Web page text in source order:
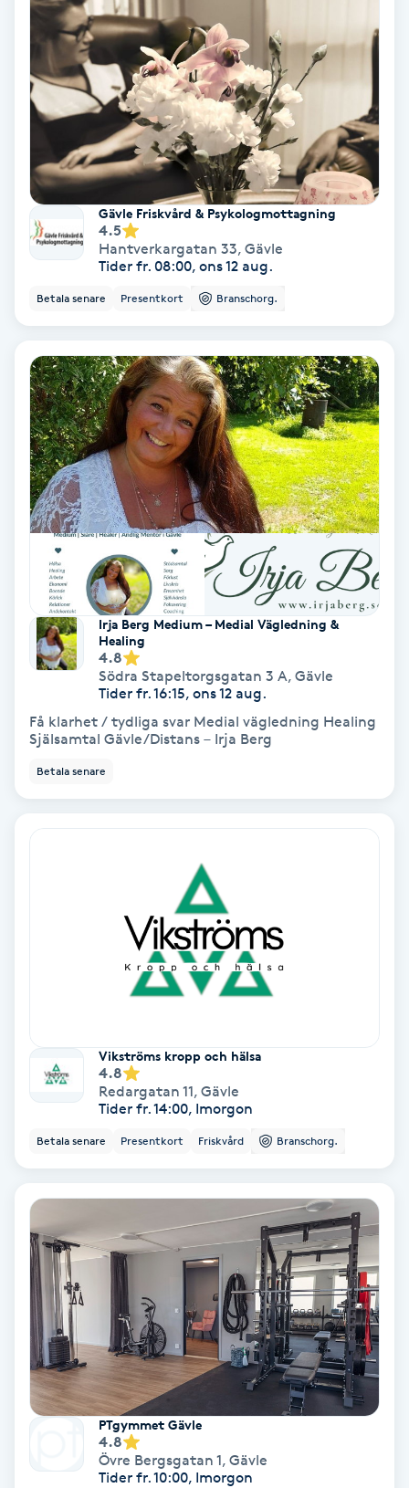
Läpptatuering
Makeup
Manikyr & Pedikyr
Massage
Medicinsk massage
Meditation
Medium
Megavolymfransar
Melasma
Mesoterapi
MicroPen
Microshading
Mixfransar
Nagelförlängning gelé
Nagelförlängning glasfiber
Nagelförstärkning
Nagelsvamp
Nagelvård
Naglar borttagning
Naglar reparation
Naprapati
Navelpiercing
Gävle Friskvård & Psykologmottagning
4.5
Hantverkargatan 33, Gävle
Tider fr. 08:00, ons 12 aug.
Betala senare Presentkort Branschorg.
Irja Berg Medium – Medial Vägledning &
Healing
4.8
Södra Stapeltorgsgatan 3 A, Gävle
Tider fr. 16:15, ons 12 aug.
Få klarhet / tydliga svar Medial vägledning Healing
Själsamtal Gävle/Distans – Irja Berg
Betala senare
Vikströms kropp och hälsa
4.8
Redargatan 11, Gävle
Tider fr. 14:00, Imorgon
Betala senare Presentkort Friskvård Branschorg.
PTgymmet Gävle
4.8
Övre Bergsgatan 1, Gävle
Tider fr. 10:00, Imorgon